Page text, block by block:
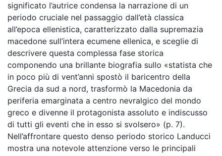
significato l’autrice condensa la narrazione di un
periodo cruciale nel passaggio dall’età classica
all’epoca ellenistica, caratterizzato dalla supremazia
macedone sull’intera ecumene ellenica, e sceglie di
descrivere questa complessa fase storica
componendo una brillante biografia sullo «statista che
in poco più di vent’anni spostò il baricentro della
Grecia da sud a nord, trasformò la Macedonia da
periferia emarginata a centro nevralgico del mondo
greco e divenne il protagonista assoluto e indiscusso
di tutti gli eventi che in esso si svolsero» (p. 7).
Nell’affrontare questo denso periodo storico Landucci
mostra una notevole attenzione verso le principali